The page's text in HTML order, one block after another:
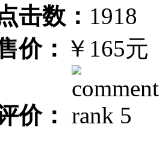
击数： 1918
价： ￥165元
价：